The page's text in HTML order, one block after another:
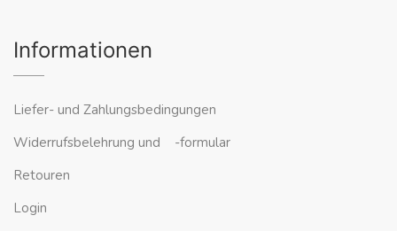
Informationen
Liefer- und Zahlungsbedingungen
Widerrufsbelehrung und -formular
Retouren
Login